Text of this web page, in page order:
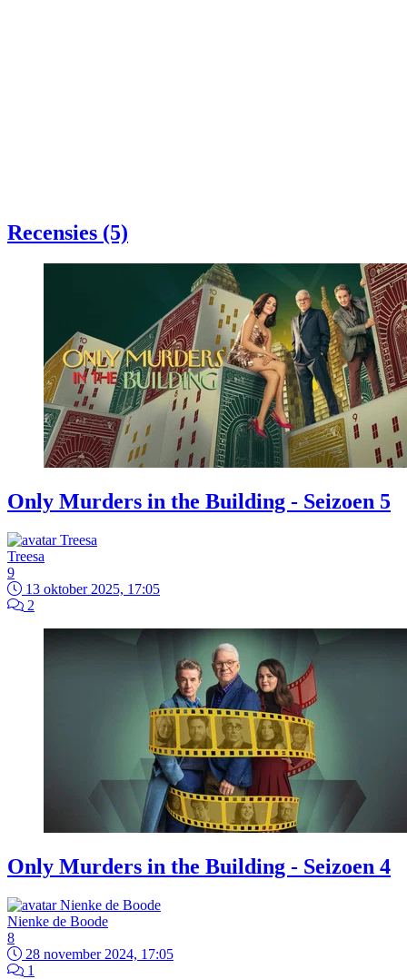
Recensies (5)
Only Murders in the Building - Seizoen 5
Treesa
9
13 oktober 2025, 17:05
2
Only Murders in the Building - Seizoen 4
Nienke de Boode
8
28 november 2024, 17:05
1